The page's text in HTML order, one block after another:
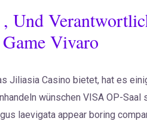
Und
Vivaro
Jiliasia Casino bietet, hat es
wünschen VISA OP-
laevigata appear boring